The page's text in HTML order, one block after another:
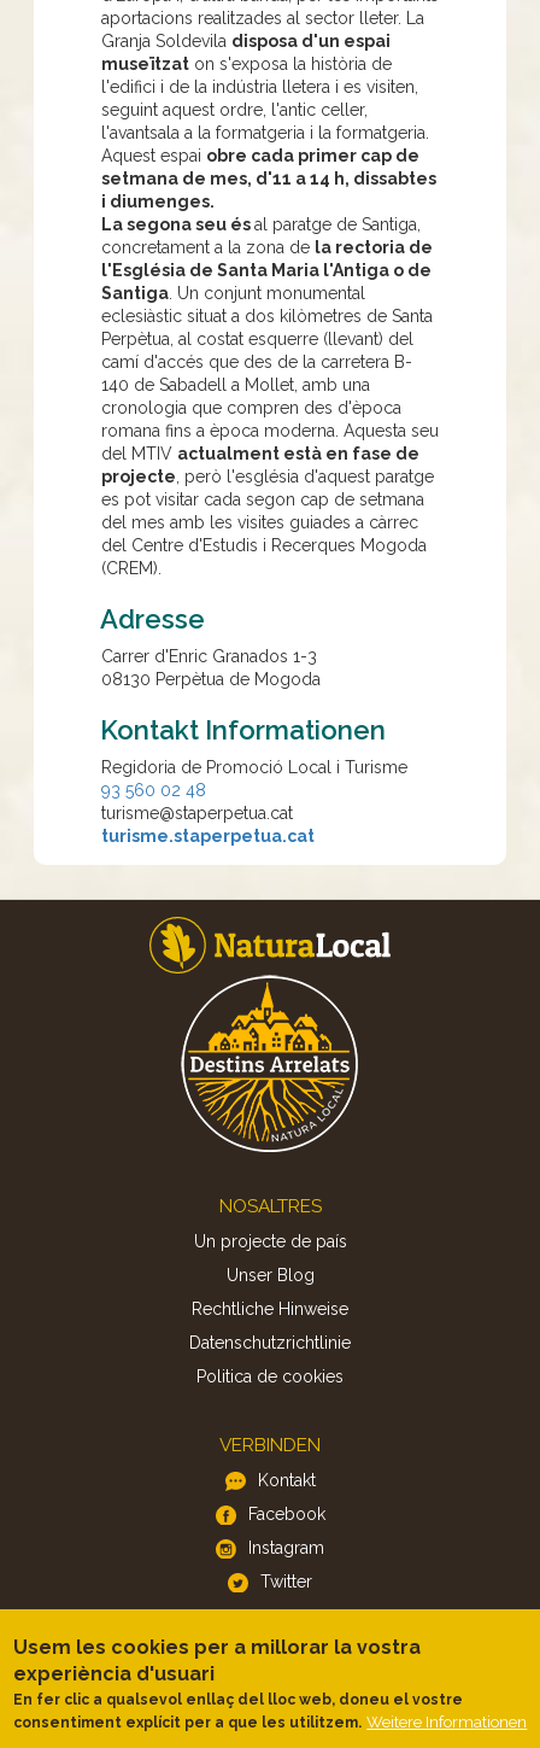
aportacions realitzades al sector lleter. La
Granja Soldevila disposa d'un espai
museïtzat on s'exposa la història de
l'edifici i de la indústria lletera i es visiten,
seguint aquest ordre, l'antic celler,
l'avantsala a la formatgeria i la formatgeria.
Aquest espai obre cada primer cap de
setmana de mes, d'11 a 14 h, dissabtes
i diumenges.
La segona seu ésal paratge de Santiga,
concretament a la zona de la rectoria de
l'Església de Santa Maria l'Antiga o de
Santiga . Un conjunt monumental
eclesiàstic situat a dos kilòmetres de Santa
Perpètua, al costat esquerre (llevant) del
camí d'accés que des de la carretera B-
140 de Sabadell a Mollet, amb una
cronologia que compren des d'època
romana fins a època moderna. Aquesta seu
del MTIV actualment està en fase de
projecte , però l'església d'aquest paratge
es pot visitar cada segon cap de setmana
del mes amb les visites guiades a càrrec
del Centre d'Estudis i Recerques Mogoda
(CREM).
Adresse
Carrer d'Enric Granados 1-3
08130 Perpètua de Mogoda
Kontakt Informationen
Regidoria de Promoció Local i Turisme
93 560 02 48
turisme@staperpetua.cat
turisme.staperpetua.cat
NOSALTRES
Un projecte de país
Unser Blog
Rechtliche Hinweise
Datenschutzrichtlinie
Politica de cookies
VERBINDEN
Kontakt
Facebook
Instagram
Twitter
APP
Android
Usem les cookies per a millorar la vostra
experiència d'usuari
En fer clic a qualsevol enllaç del lloc web, doneu el vostre
consentiment explícit per a que les utilitzem. Weitere Informationen